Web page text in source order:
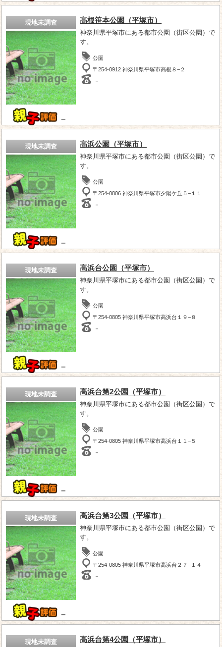
現地未調査
－
高根笹本公園（平塚市）
神奈川県平塚市にある都市公園（街区公園）で
す。
公園
〒254-0912 神奈川県平塚市高根８−２
－
現地未調査
－
高浜公園（平塚市）
神奈川県平塚市にある都市公園（街区公園）で
す。
公園
〒254-0806 神奈川県平塚市夕陽ケ丘５−１１
－
現地未調査
－
高浜台公園（平塚市）
神奈川県平塚市にある都市公園（街区公園）で
す。
公園
〒254-0805 神奈川県平塚市高浜台１９−８
－
現地未調査
－
高浜台第2公園（平塚市）
神奈川県平塚市にある都市公園（街区公園）で
す。
公園
〒254-0805 神奈川県平塚市高浜台１１−５
－
現地未調査
－
高浜台第3公園（平塚市）
神奈川県平塚市にある都市公園（街区公園）で
す。
公園
〒254-0805 神奈川県平塚市高浜台２７−１４
－
現地未調査 高浜台第4公園（平塚市）